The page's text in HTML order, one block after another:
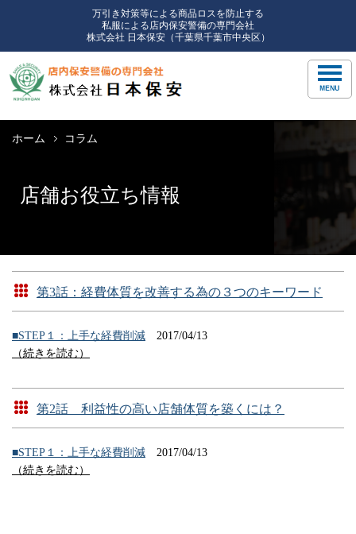
万引き対策等による商品ロスを防止する
私服による店内保安警備の専門会社
株式会社 日本保安（千葉県千葉市中央区）
ホーム コラム
店舗お役立ち情報
第3話：経費体質を改善する為の３つのキーワード
■STEP１：上手な経費削減 2017/04/13
（続きを読む）
第2話 利益性の高い店舗体質を築くには？
■STEP１：上手な経費削減 2017/04/13
（続きを読む）